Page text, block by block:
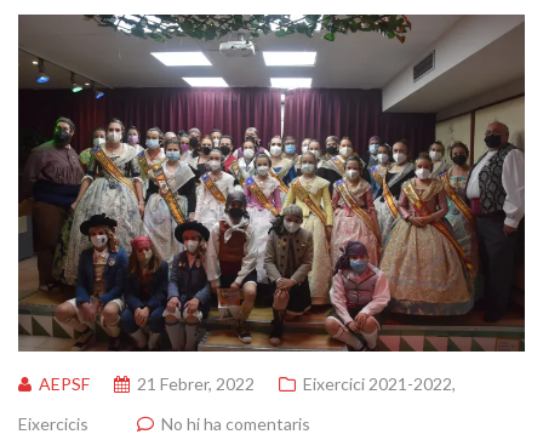
AEPSF 21 Febrer, 2022 Eixercici 2021-2022,
Eixercicis
No hi ha comentaris